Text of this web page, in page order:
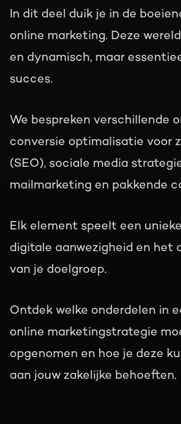
In dit deel duik je in de
online marketing. Deze
en dynamisch, maar
succes.
We bespreken verschillende
conversie optimalisatie voor
(SEO), sociale media
mailmarketing en pakkende
Elk element speelt een
digitale aanwezigheid en het
van je doelgroep.
Ontdek welke onderdelen in
online marketingstrategie
opgenomen en hoe je deze
aan jouw zakelijke behoeften.